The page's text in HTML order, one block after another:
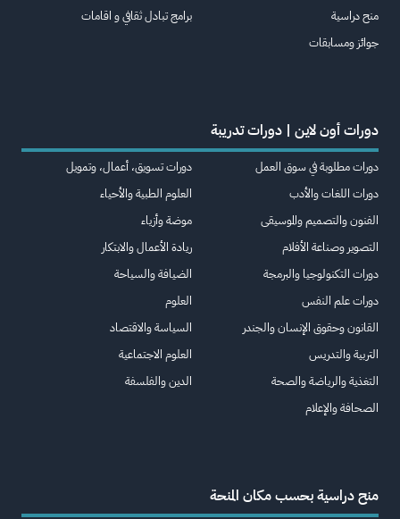
منح دراسية
جوائز ومسابقات
برامج تبادل ثقافي و اقامات
دورات أون لاين | دورات تدريبة
دورات مطلوبة في سوق العمل
دورات اللغات والأدب
الفنون والتصميم والموسيقى
التصوير وصناعة الأفلام
دورات التكنولوجيا والبرمجة
دورات علم النفس
القانون وحقوق الإنسان والجندر
التربية والتدريس
التغذية والرياضة والصحة
الصحافة والإعلام
دورات تسويق، أعمال، وتمويل
العلوم الطبية والأحياء
موضة وأزياء
ريادة الأعمال والابتكار
الضيافة والسياحة
العلوم
السياسة والاقتصاد
العلوم الاجتماعية
الدين والفلسفة
منح دراسية بحسب مكان المنحة